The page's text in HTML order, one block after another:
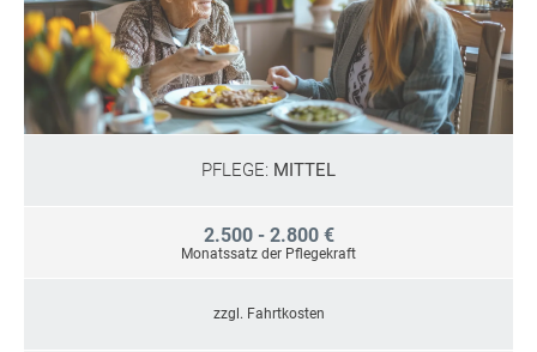
PFLEGE: MITTEL
2.500 - 2.800 €
Monatssatz der Pflegekraft
zzgl. Fahrtkosten